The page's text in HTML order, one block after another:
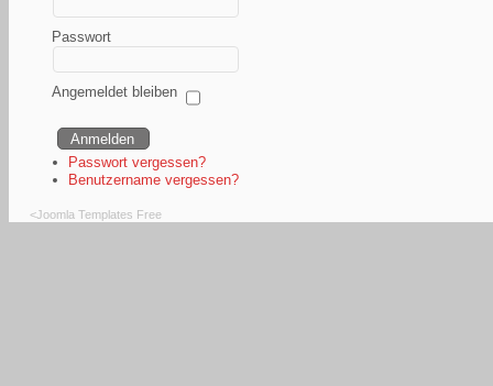
Passwort
Angemeldet bleiben
Passwort vergessen?
Benutzername vergessen?
<Joomla Templates Free